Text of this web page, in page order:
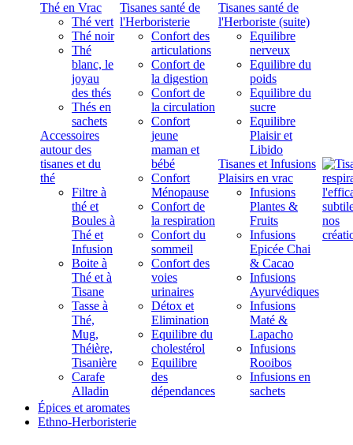
Thé en Vrac
Thé vert
Thé noir
Thé
blanc, le
joyau
des thés
Thés en
sachets
Accessoires
autour des
tisanes et du
thé
Filtre à
thé et
Boules à
Thé et
Infusion
Boite à
Thé et à
Tisane
Tasse à
Thé,
Mug,
Théière,
Tisanière
Carafe
Alladin
Tisanes santé de
l'Herboristerie
Confort des
articulations
Confort de
la digestion
Confort de
la circulation
Confort
jeune
maman et
bébé
Confort
Ménopause
Confort de
la respiration
Confort du
sommeil
Confort des
voies
urinaires
Détox et
Elimination
Equilibre du
cholestérol
Equilibre
des
dépendances
Tisanes santé de
l'Herboriste (suite)
Equilibre
nerveux
Equilibre du
poids
Equilibre du
sucre
Equilibre
Plaisir et
Libido
Tisanes et Infusions
Plaisirs en vrac
Infusions
Plantes &
Fruits
Infusions
Epicée Chai
& Cacao
Infusions
Ayurvédiques
Infusions
Maté &
Lapacho
Infusions
Rooibos
Infusions en
sachets
Épices et aromates
Ethno-Herboristerie